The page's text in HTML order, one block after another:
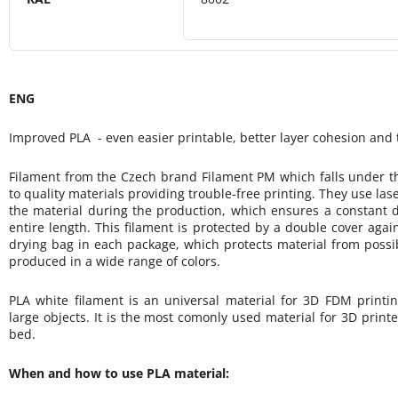
ENG
Improved PLA - even easier printable, better layer cohesion and
Filament from the Czech brand Filament PM which falls under
to quality materials providing trouble-free printing. They use
the material during the production, which ensures a constant
entire length. This filament is protected by a double cover
drying bag in each package, which protects material from
produced in a wide range of colors.
PLA white filament is an universal material for 3D FDM
large objects. It is the most comonly used material for 3D
bed.
When and how to use PLA material: